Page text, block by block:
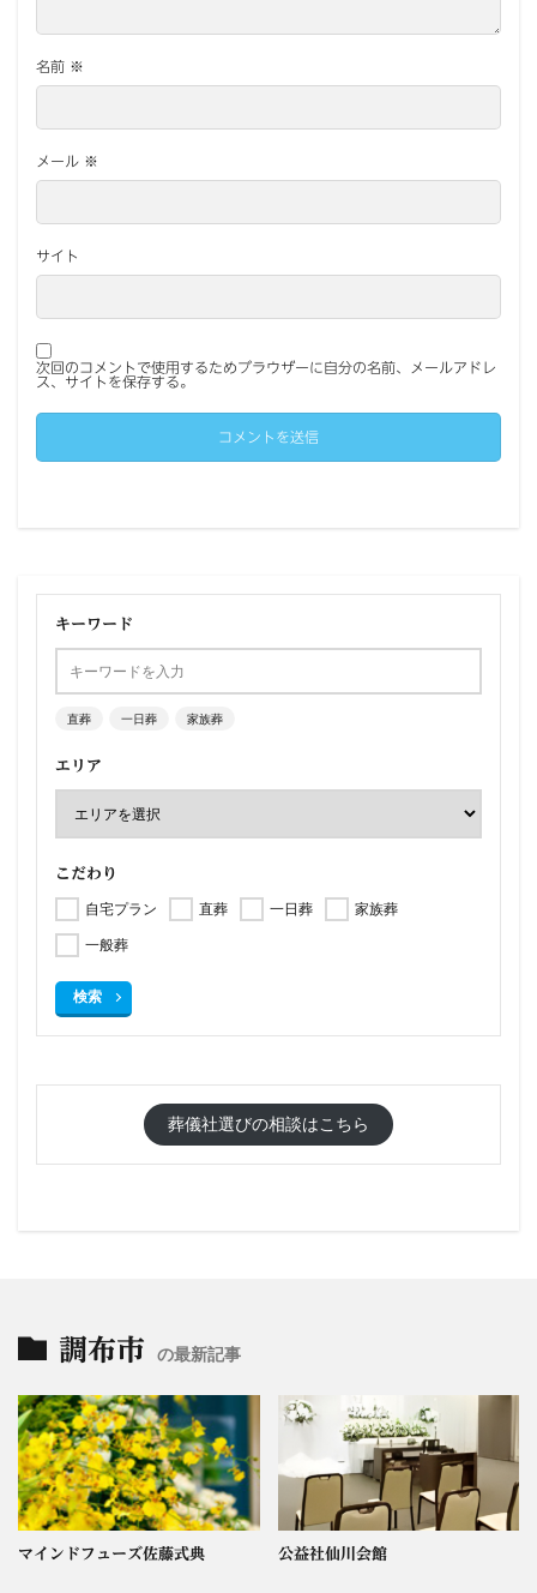
名前 ※
メール ※
サイト
次回のコメントで使用するためブラウザーに自分の名前、メールアドレ
ス、サイトを保存する。
キーワード
直葬 一日葬 家族葬
エリア
こだわり
自宅プラン 直葬 一日葬
家族葬
一般葬
検索
葬儀社選びの相談はこちら
調布市 の最新記事
マインドフューズ佐藤式典 公益社仙川会館